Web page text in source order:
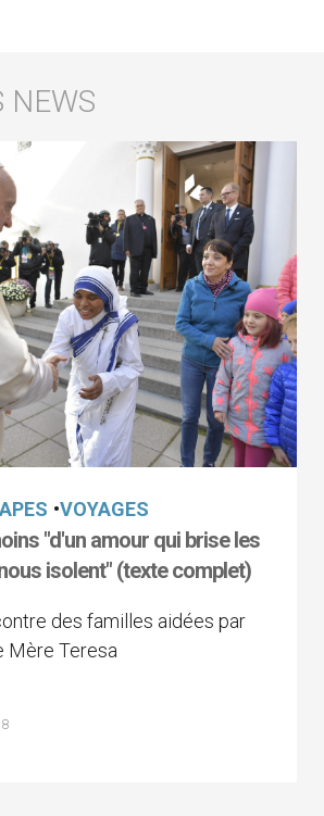
•VOYAGES
"d'un amour qui brise les
isolent" (texte complet)
des familles aidées par
Mère Teresa